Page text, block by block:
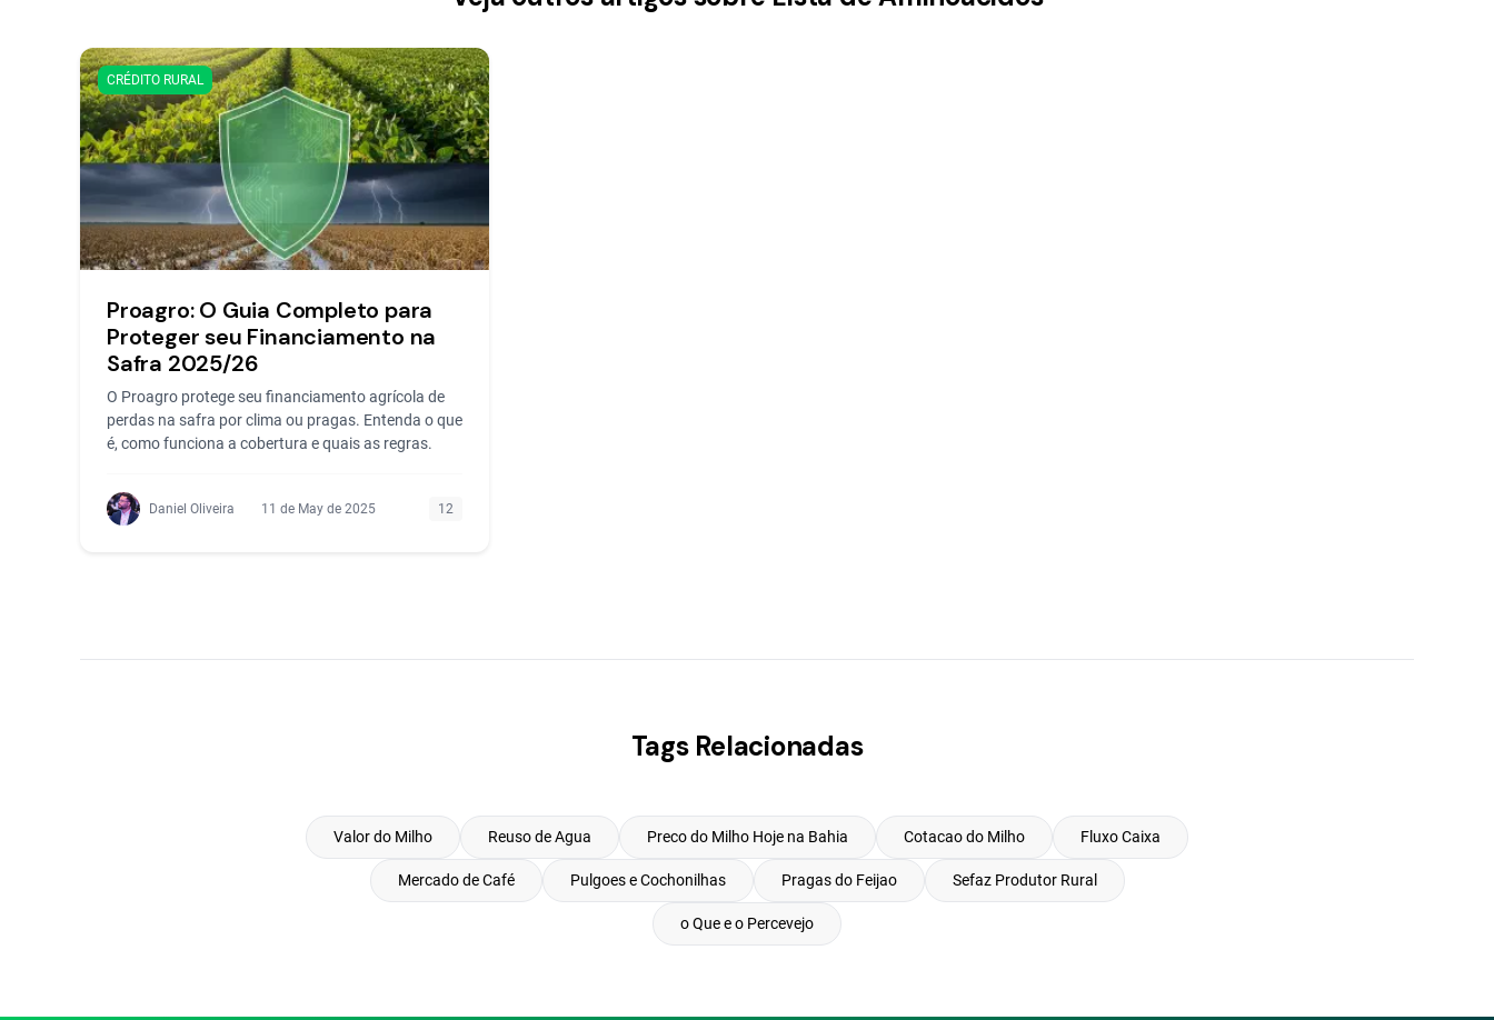
CRÉDITO RURAL
Proagro: O Guia Completo para
Proteger seu Financiamento na
Safra 2025/26
O Proagro protege seu financiamento agrícola de
perdas na safra por clima ou pragas. Entenda o que
é, como funciona a cobertura e quais as regras.
Daniel Oliveira 11 de May de 2025 12
Tags Relacionadas
Valor do Milho Reuso de Agua Preco do Milho Hoje na Bahia Cotacao do Milho Fluxo Caixa
Mercado de Café Pulgoes e Cochonilhas Pragas do Feijao Sefaz Produtor Rural
o Que e o Percevejo